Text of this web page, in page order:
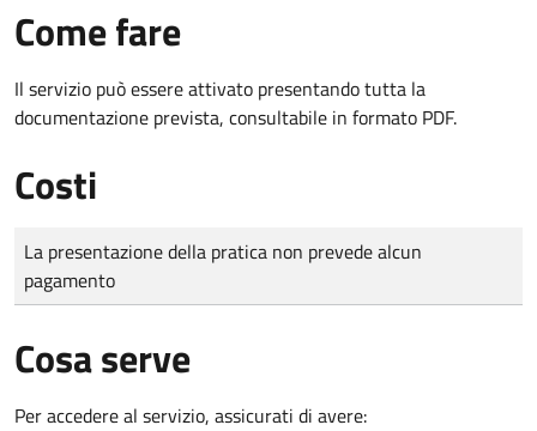
Come fare
Il servizio può essere attivato presentando tutta la
documentazione prevista, consultabile in formato PDF.
Costi
Tipo di pagamento
Importo
La presentazione della pratica non prevede alcun
pagamento
Cosa serve
Per accedere al servizio, assicurati di avere: